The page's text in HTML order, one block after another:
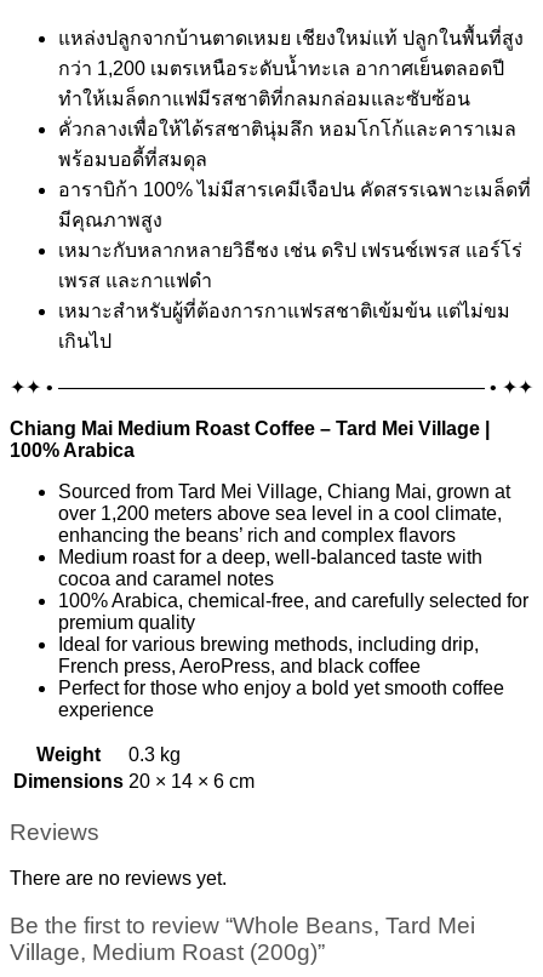
แหล่งปลูกจากบ้านตาดเหมย เชียงใหม่แท้ ปลูกในพื้นที่สูง
กว่า 1,200 เมตรเหนือระดับน้ำทะเล อากาศเย็นตลอดปี
ทำให้เมล็ดกาแฟมีรสชาติที่กลมกล่อมและซับซ้อน
คั่วกลางเพื่อให้ได้รสชาตินุ่มลึก หอมโกโก้และคาราเมล
พร้อมบอดี้ที่สมดุล
อาราบิก้า 100% ไม่มีสารเคมีเจือปน คัดสรรเฉพาะเมล็ดที่
มีคุณภาพสูง
เหมาะกับหลากหลายวิธีชง เช่น ดริป เฟรนช์เพรส แอร์โร่
เพรส และกาแฟดำ
เหมาะสำหรับผู้ที่ต้องการกาแฟรสชาติเข้มข้น แต่ไม่ขม
เกินไป
✦✦ • —————————————————————— • ✦✦
Chiang Mai Medium Roast Coffee – Tard Mei Village |
100% Arabica
Sourced from Tard Mei Village, Chiang Mai, grown at
over 1,200 meters above sea level in a cool climate,
enhancing the beans’ rich and complex flavors
Medium roast for a deep, well-balanced taste with
cocoa and caramel notes
100% Arabica, chemical-free, and carefully selected for
premium quality
Ideal for various brewing methods, including drip,
French press, AeroPress, and black coffee
Perfect for those who enjoy a bold yet smooth coffee
experience
Weight
0.3 kg
Dimensions 20 × 14 × 6 cm
Reviews
There are no reviews yet.
Be the first to review “Whole Beans, Tard Mei
Village, Medium Roast (200g)”